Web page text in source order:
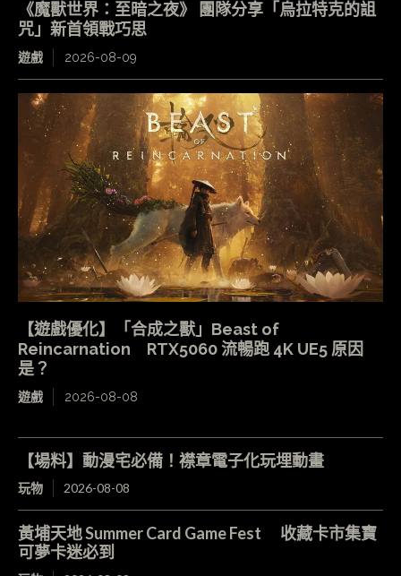
《魔獸世界：至暗之夜》 團隊分享「烏拉特克的詛
咒」新首領戰巧思
遊戲 2026-08-09
【遊戲優化】「合成之獸」Beast of
Reincarnation RTX5060 流暢跑 4K UE5 原因
是？
遊戲 2026-08-08
【場料】動漫宅必備！襟章電子化玩埋動畫
玩物 2026-08-08
黃埔天地 Summer Card Game Fest 收藏卡市集寶
可夢卡迷必到